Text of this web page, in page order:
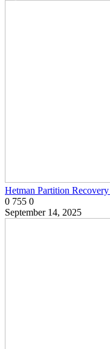
Hetman Partition
0 755 0
September 14, 2025